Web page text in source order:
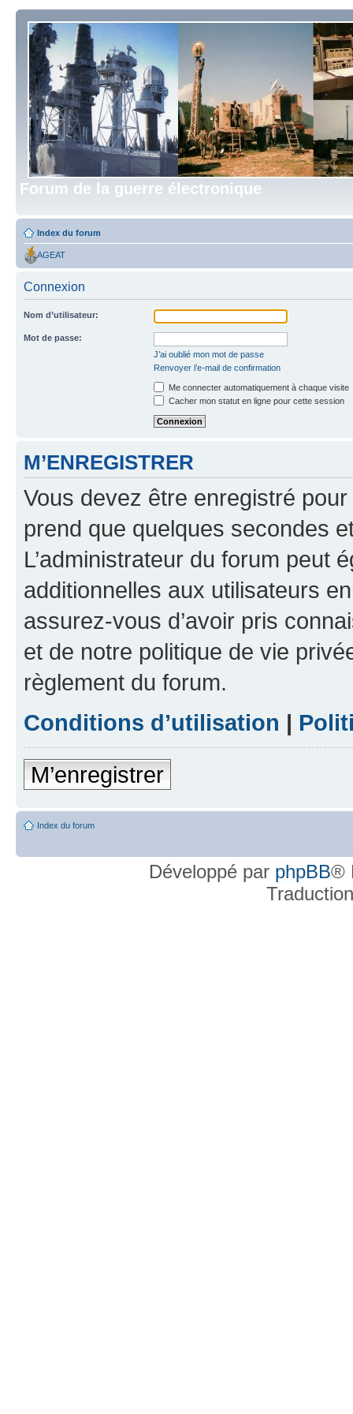
Forum de la guerre électronique
Index du forum
AGEAT
Connexion
Nom d’utilisateur:
Mot de passe:
J’ai oublié mon mot de passe
Renvoyer l’e-mail de confirmation
Me connecter automatiquement à chaque visite
Cacher mon statut en ligne pour cette session
M’ENREGISTRER
Vous devez être enregistré
prend que quelques secondes
L’administrateur du forum peut
additionnelles aux utilisateurs
assurez-vous d’avoir pris
et de notre politique de vie
règlement du forum.
Conditions d’utilisation |
M’enregistrer
Index du forum
Développé par phpBB®